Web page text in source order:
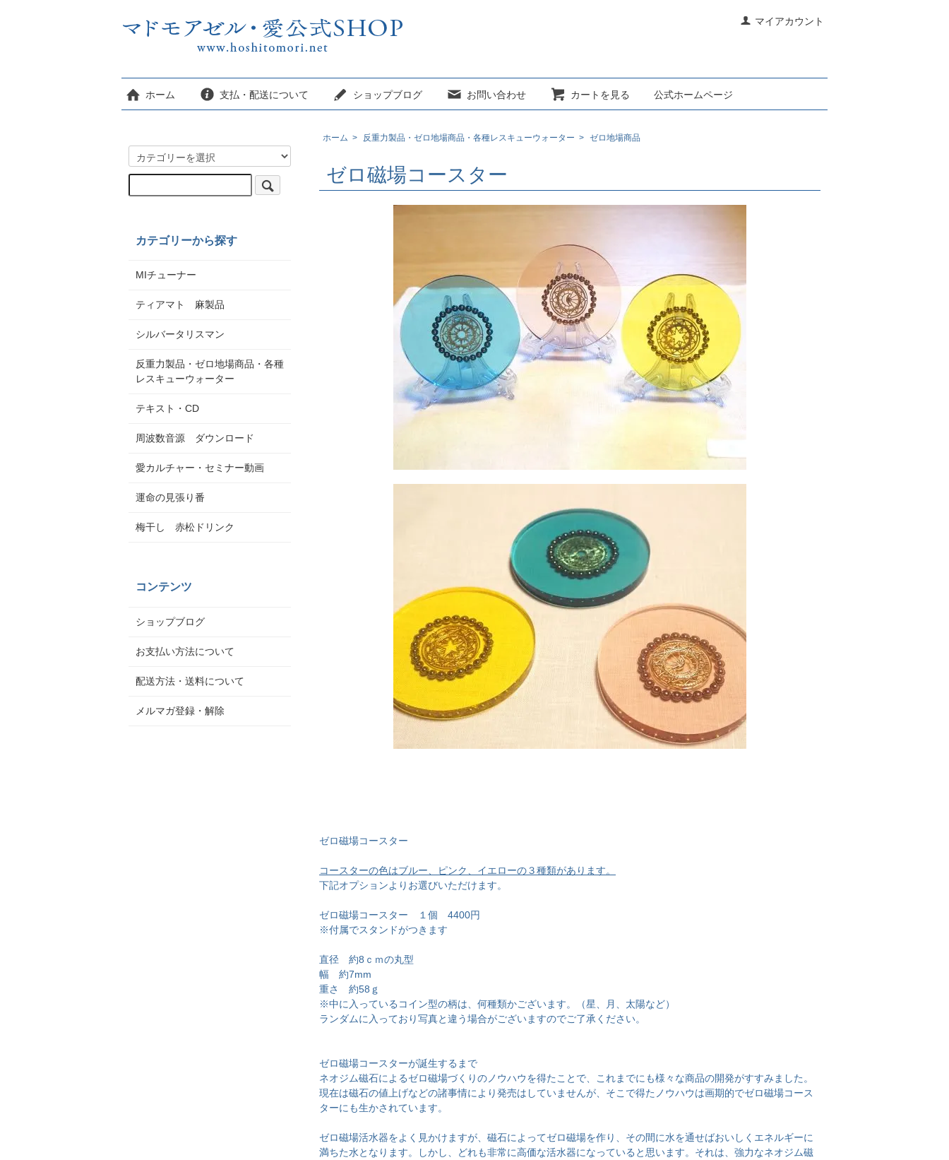
マイアカウント
ホーム 支払・配送について ショップブログ お問い合わせ カートを見る 公式ホームページ
ホーム > 反重力製品・ゼロ地場商品・各種レスキューウォーター > ゼロ地場商品
ゼロ磁場コースター
ゼロ磁場コースター
コースターの色はブルー、ピンク、イエローの３種類があります。
下記オプションよりお選びいただけます。
ゼロ磁場コースター １個 4400円
※付属でスタンドがつきます
直径 約8ｃｍの丸型
幅 約7mm
重さ 約58ｇ
※中に入っているコイン型の柄は、何種類かございます。（星、月、太陽など）
ランダムに入っており写真と違う場合がございますのでご了承ください。
ゼロ磁場コースターが誕生するまで
ネオジム磁石によるゼロ磁場づくりのノウハウを得たことで、これまでにも様々な商品の開発がすすみました。
現在は磁石の値上げなどの諸事情により発売はしていませんが、そこで得たノウハウは画期的でゼロ磁場コース
ターにも生かされています。
ゼロ磁場活水器をよく見かけますが、磁石によってゼロ磁場を作り、その間に水を通せばおいしくエネルギーに
満ちた水となります。しかし、どれも非常に高価な活水器になっていると思います。それは、強力なネオジム磁
カテゴリーから探す
MIチューナー
ティアマト 麻製品
シルバータリスマン
反重力製品・ゼロ地場商品・各種
レスキューウォーター
テキスト・CD
周波数音源 ダウンロード
愛カルチャー・セミナー動画
運命の見張り番
梅干し 赤松ドリンク
コンテンツ
ショップブログ
お支払い方法について
配送方法・送料について
メルマガ登録・解除